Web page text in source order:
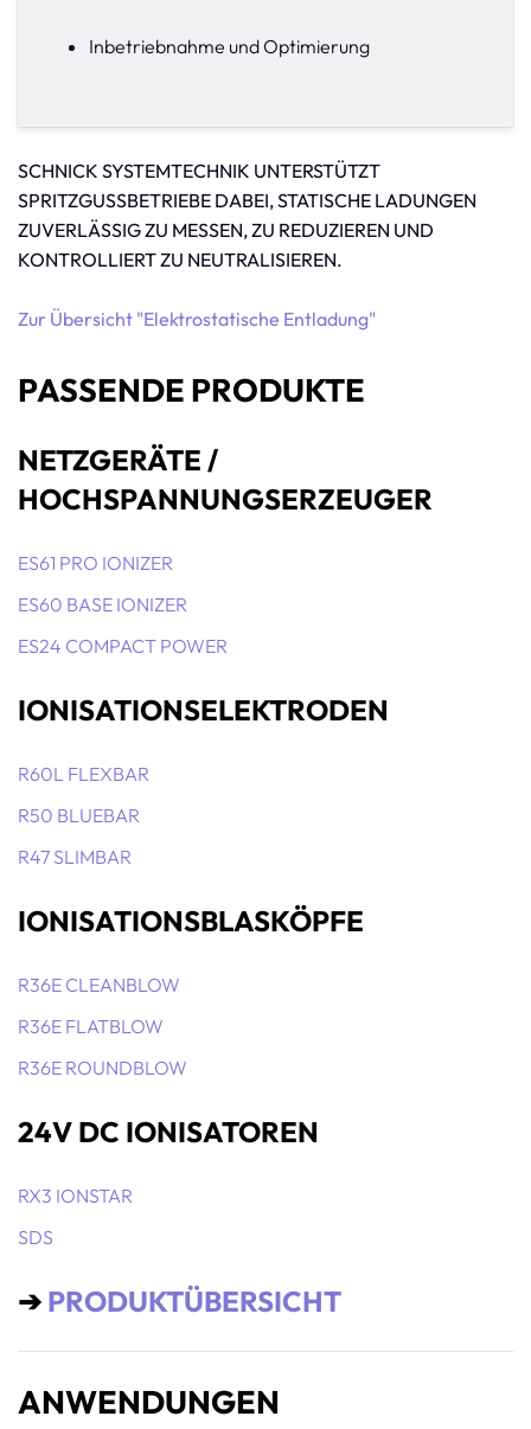
Inbetriebnahme und Optimierung
SCHNICK SYSTEMTECHNIK UNTERSTÜTZT
SPRITZGUSSBETRIEBE DABEI, STATISCHE LADUNGEN
ZUVERLÄSSIG ZU MESSEN, ZU REDUZIEREN UND
KONTROLLIERT ZU NEUTRALISIEREN.
Zur Übersicht "Elektrostatische Entladung"
PASSENDE PRODUKTE
NETZGERÄTE /
HOCHSPANNUNGSERZEUGER
ES61 PRO IONIZER
ES60 BASE IONIZER
ES24 COMPACT POWER
IONISATIONSELEKTRODEN
R60L FLEXBAR
R50 BLUEBAR
R47 SLIMBAR
IONISATIONSBLASKÖPFE
R36E CLEANBLOW
R36E FLATBLOW
R36E ROUNDBLOW
24V DC IONISATOREN
RX3 IONSTAR
SDS
➔ PRODUKTÜBERSICHT
ANWENDUNGEN